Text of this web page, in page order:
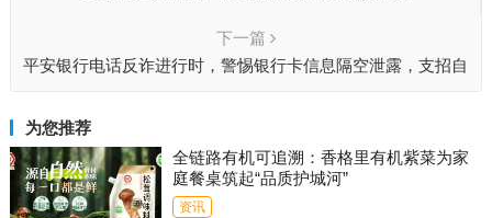
下一篇
平安银行电话反诈进行时，警惕银行卡信息隔空泄露，支招自
为您推荐
全链路有机可追溯：香格里有机紫菜为家
庭餐桌筑起“品质护城河”
资讯